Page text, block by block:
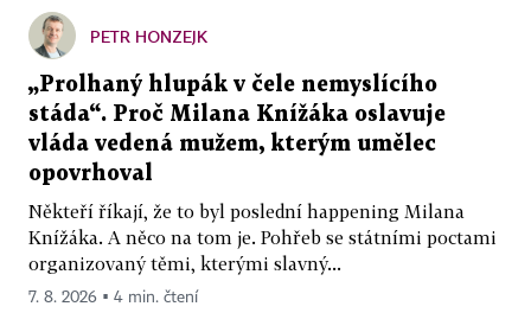
PETR HONZEJK
„Prolhaný hlupák v čele nemyslícího
stáda“. Proč Milana Knížáka oslavuje
vláda vedená mužem, kterým umělec
opovrhoval
Někteří říkají, že to byl poslední happening Milana
Knížáka. A něco na tom je. Pohřeb se státními poctami
organizovaný těmi, kterými slavný...
7. 8. 2026 ▪ 4 min. čtení